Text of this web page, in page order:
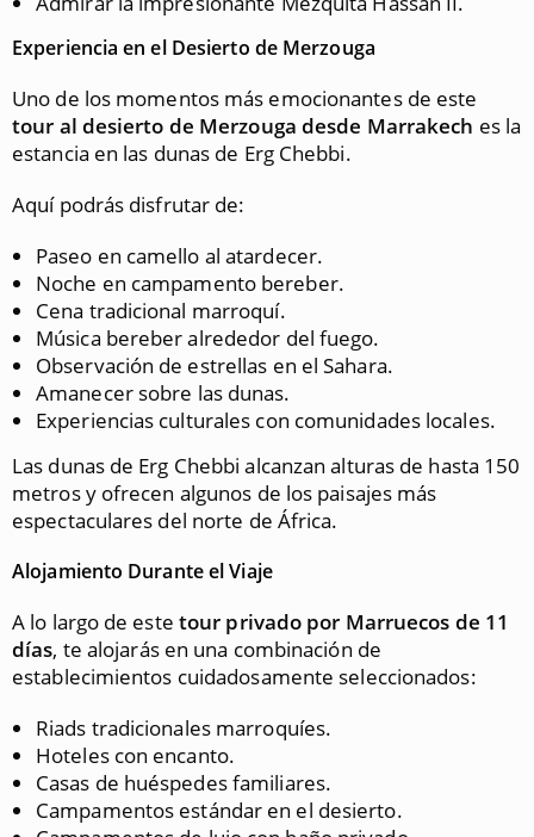
Experiencia en el Desierto de Merzouga
Uno de los momentos más emocionantes de este
tour al desierto de Merzouga desde Marrakech es la
estancia en las dunas de Erg Chebbi.
Aquí podrás disfrutar de:
Paseo en camello al atardecer.
Noche en campamento bereber.
Cena tradicional marroquí.
Música bereber alrededor del fuego.
Observación de estrellas en el Sahara.
Amanecer sobre las dunas.
Experiencias culturales con comunidades locales.
Las dunas de Erg Chebbi alcanzan alturas de hasta 150
metros y ofrecen algunos de los paisajes más
espectaculares del norte de África.
Alojamiento Durante el Viaje
A lo largo de este tour privado por Marruecos de 11
días, te alojarás en una combinación de
establecimientos cuidadosamente seleccionados:
Riads tradicionales marroquíes.
Hoteles con encanto.
Casas de huéspedes familiares.
Campamentos estándar en el desierto.